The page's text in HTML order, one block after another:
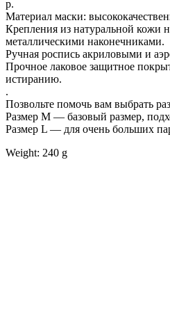
р.
Материал маски:
Крепления из натуральной кожи
металлическими наконечниками.
Ручная роспись акриловыми и
Прочное лаковое защитное
истиранию.
.
Позвольте помочь вам выбрать
Размер М — базовый размер,
Размер L — для очень больших
Weight: 240 g